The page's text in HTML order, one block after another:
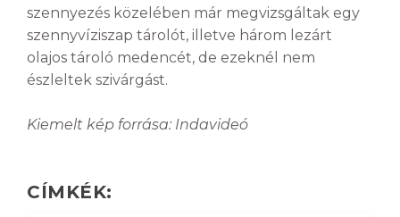
szennyezés közelében már megvizsgáltak egy
szennyvíziszap tárolót, illetve három lezárt
olajos tároló medencét, de ezeknél nem
észleltek szivárgást.
Kiemelt kép forrása: Indavideó
CÍMKÉK: